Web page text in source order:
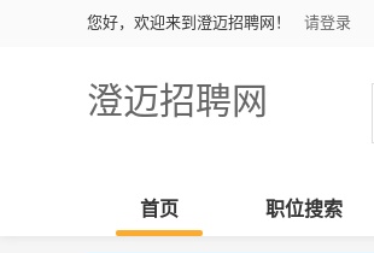
您好，欢迎来到澄迈招聘网！ 请登录
澄迈招聘网
首页 职位搜索